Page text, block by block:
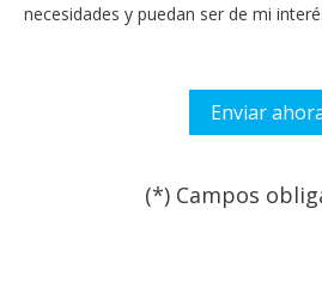
necesidades y puedan ser de mi
(*) Campos